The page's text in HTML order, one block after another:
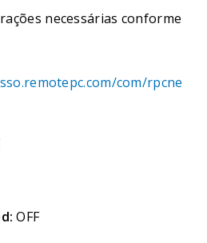
necessárias conforme
com/rpcne
OFF